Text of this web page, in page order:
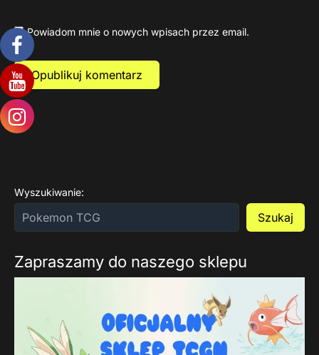
Powiadom mnie o nowych wpisach przez email.
Wyszukiwanie:
Szukaj
Zapraszamy do naszego sklepu